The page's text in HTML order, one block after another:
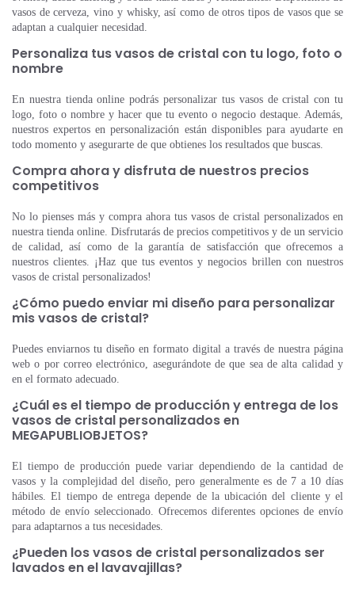
vasos de cerveza, vino y whisky, así como de otros tipos de vasos que se
adaptan a cualquier necesidad.
Personaliza tus vasos de cristal con tu logo, foto o
nombre
En nuestra tienda online podrás personalizar tus vasos de cristal con tu
logo, foto o nombre y hacer que tu evento o negocio destaque. Además,
nuestros expertos en personalización están disponibles para ayudarte en
todo momento y asegurarte de que obtienes los resultados que buscas.
Compra ahora y disfruta de nuestros precios
competitivos
No lo pienses más y compra ahora tus vasos de cristal personalizados en
nuestra tienda online. Disfrutarás de precios competitivos y de un servicio
de calidad, así como de la garantía de satisfacción que ofrecemos a
nuestros clientes. ¡Haz que tus eventos y negocios brillen con nuestros
vasos de cristal personalizados!
¿Cómo puedo enviar mi diseño para personalizar
mis vasos de cristal?
Puedes enviarnos tu diseño en formato digital a través de nuestra página
web o por correo electrónico, asegurándote de que sea de alta calidad y
en el formato adecuado.
¿Cuál es el tiempo de producción y entrega de los
vasos de cristal personalizados en
MEGAPUBLIOBJETOS?
El tiempo de producción puede variar dependiendo de la cantidad de
vasos y la complejidad del diseño, pero generalmente es de 7 a 10 días
hábiles. El tiempo de entrega depende de la ubicación del cliente y el
método de envío seleccionado. Ofrecemos diferentes opciones de envío
para adaptarnos a tus necesidades.
¿Pueden los vasos de cristal personalizados ser
lavados en el lavavajillas?